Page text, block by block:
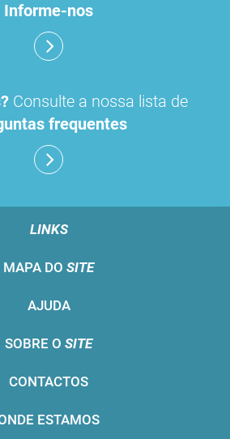
Informe-nos
Consulte a nossa lista de
frequentes
LINKS
MAPA DO SITE
AJUDA
SOBRE O SITE
CONTACTOS
ESTAMOS